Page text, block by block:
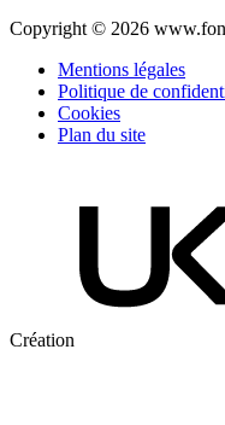
Copyright © 2026
Mentions légales
Politique de
Cookies
Plan du site
Création